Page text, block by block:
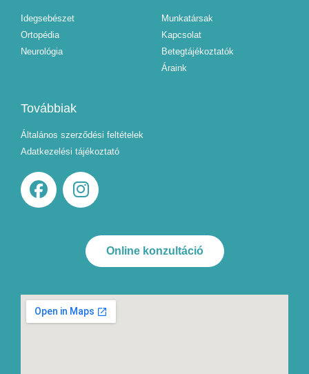
Idegsebészet
Ortopédia
Neurológia
Munkatársak
Kapcsolat
Betegtájékoztatók
Áraink
Továbbiak
Általános szerződési feltételek
Adatkezelési tájékoztató
Online konzultáció